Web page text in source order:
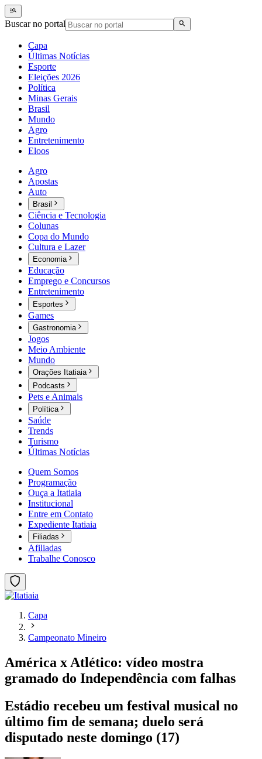
Buscar no portal
Capa
Últimas Notícias
Esporte
Eleições 2026
Política
Minas Gerais
Brasil
Mundo
Agro
Entretenimento
Eloos
Agro
Apostas
Auto
Brasil
Ciência e Tecnologia
Colunas
Copa do Mundo
Cultura e Lazer
Economia
Educação
Emprego e Concursos
Entretenimento
Esportes
Games
Gastronomia
Jogos
Meio Ambiente
Mundo
Orações Itatiaia
Podcasts
Pets e Animais
Política
Saúde
Trends
Turismo
Últimas Notícias
Quem Somos
Programação
Ouça a Itatiaia
Institucional
Entre em Contato
Expediente Itatiaia
Filiadas
Afiliadas
Trabalhe Conosco
Capa
Campeonato Mineiro
América x Atlético: vídeo mostra
gramado do Independência com falhas
Estádio recebeu um festival musical no
último fim de semana; duelo será
disputado neste domingo (17)